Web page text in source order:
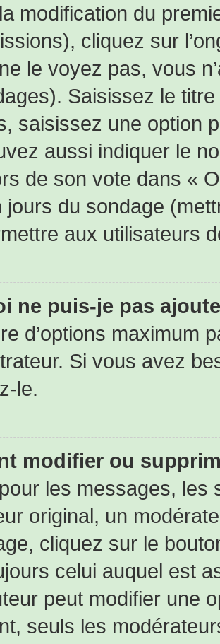
modification du
cliquez sur
le voyez pas, vous
Saisissez le
saisissez une option
aussi indiquer le
de son vote dans «
jours du sondage
aux utilisateurs
ne puis-je pas
d’options maximum
Si vous avez
le.
modifier ou
les messages, les
original, un
cliquez sur le
celui auquel est
peut modifier une
seuls les